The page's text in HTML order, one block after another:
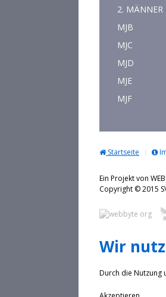
2. MÄNNER
MJB
MJC
MJD
MJE
MJF
Startseite
Ein Projekt von
Copyright © 2015
Wir
Durch die Nutzung